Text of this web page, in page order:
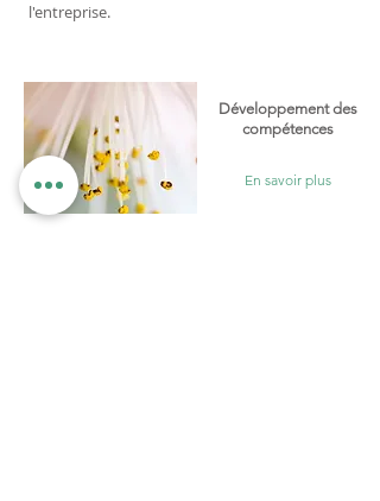
l'entreprise.
Développement des
compétences
En savoir plus